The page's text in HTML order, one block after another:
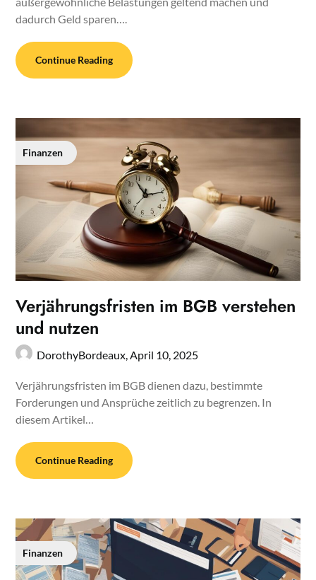
dadurch Geld sparen….
Continue Reading
Finanzen
Verjährungsfristen im BGB verstehen
und nutzen
DorothyBordeaux,April 10, 2025
Verjährungsfristen im BGB dienen dazu, bestimmte
Forderungen und Ansprüche zeitlich zu begrenzen. In
diesem Artikel…
Continue Reading
Finanzen